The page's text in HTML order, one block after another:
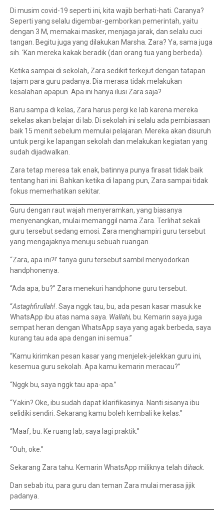
Di musim covid-19 seperti ini, kita wajib berhati-hati. Caranya?
Seperti yang selalu digembar-gemborkan pemerintah, yaitu
dengan 3 M, memakai masker, menjaga jarak, dan selalu cuci
tangan. Begitu juga yang dilakukan Marsha. Zara? Ya, sama juga
sih. ‘Kan mereka kakak beradik (dari orang tua yang berbeda).
Ketika sampai di sekolah, Zara sedikit terkejut dengan tatapan
tajam para guru padanya. Dia merasa tidak melakukan
kesalahan apapun. Apa ini hanya ilusi Zara saja?
Baru sampa di kelas, Zara harus pergi ke lab karena mereka
sekelas akan belajar di lab. Di sekolah ini selalu ada pembiasaan
baik 15 menit sebelum memulai pelajaran. Mereka akan disuruh
untuk pergi ke lapangan sekolah dan melakukan kegiatan yang
sudah dijadwalkan.
Zara tetap meresa tak enak, batinnya punya firasat tidak baik
tentang hari ini. Bahkan ketika di lapang pun, Zara sampai tidak
fokus memerhatikan sekitar.
Guru dengan raut wajah menyeramkan, yang biasanya
menyenangkan, mulai memanggil nama Zara. Terlihat sekali
guru tersebut sedang emosi. Zara menghampiri guru tersebut
yang mengajaknya menuju sebuah ruangan.
“Zara, apa ini?!’ tanya guru tersebut sambil menyodorkan
handphonenya.
“Ada apa, bu?” Zara menekuri handphone guru tersebut.
“Astaghfirullah! . Saya nggk tau, bu, ada pesan kasar masuk ke
WhatsApp ibu atas nama saya. Wallahi, bu. Kemarin saya juga
sempat heran dengan WhatsApp saya yang agak berbeda, saya
kurang tau ada apa dengan ini semua.”
“Kamu kirimkan pesan kasar yang menjelek-jelekkan guru ini,
kesemua guru sekolah. Apa kamu kemarin meracau?”
“Nggk bu, saya nggk tau apa-apa.”
“Yakin? Oke, ibu sudah dapat klarifikasinya. Nanti sisanya ibu
selidiki sendiri. Sekarang kamu boleh kembali ke kelas.”
“Maaf, bu. Ke ruang lab, saya lagi praktik.”
“Ouh, oke.”
Sekarang Zara tahu. Kemarin WhatsApp miliknya telah dihack.
Dan sebab itu, para guru dan teman Zara mulai merasa jijik
padanya.